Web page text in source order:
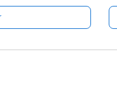
en andere heffingen en